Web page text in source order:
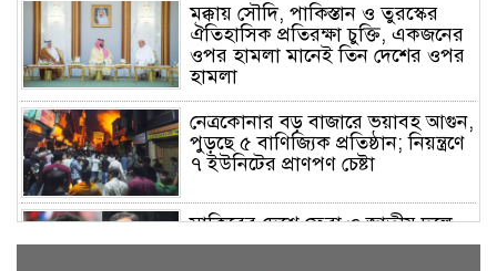
মক্কায় সৌদি, পাকিস্তান ও তুরস্কের
ঐতিহাসিক প্রতিরক্ষা চুক্তি, একজনের
ওপর হামলা মানেই তিন দেশের ওপর
হামলা
নেত্রকোনার বড় বাজারে ভয়াবহ আগুন,
পুড়ছে ৫ বাণিজ্যিক প্রতিষ্ঠান; নিয়ন্ত্রণে
৭ ইউনিটের প্রাণপণ চেষ্টা
সাকিবের দেশে ফেরা ও জাতীয় দলে
ফেরার সম্ভাবনা নেই, ইঙ্গিত ক্রীড়া